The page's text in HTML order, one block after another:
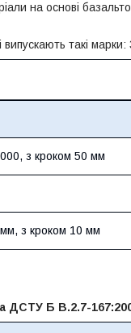
на основі
такі
з кроком 50 мм
з кроком 10 мм
ДСТУ Б В.2.7-